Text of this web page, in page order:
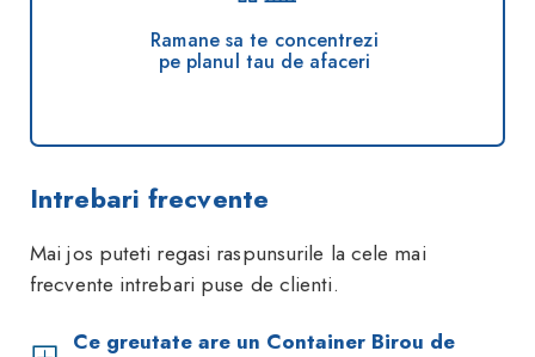
Ramane sa te concentrezi
pe planul tau de afaceri
Intrebari frecvente
Mai jos puteti regasi raspunsurile la cele mai
frecvente intrebari puse de clienti.
Ce greutate are un Container Birou de